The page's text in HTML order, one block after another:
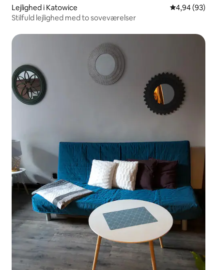
Lejlighed i Katowice 4,94 ud af 5 i
4,94 (93)
Stilfuld lejlighed med to soveværelser